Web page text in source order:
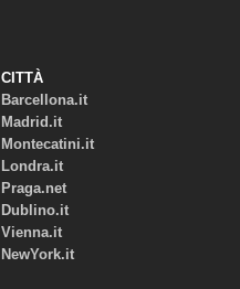
CITTÀ
Barcellona.it
Madrid.it
Montecatini.it
Londra.it
Praga.net
Dublino.it
Vienna.it
NewYork.it